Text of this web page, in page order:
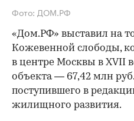
Фото: ДОМ.РФ
«Дом.РФ» выставил на
Кожевенной слободы,
в центре Москвы в XVII
объекта — 67,42 млн
поступившего в
жилищного развития.